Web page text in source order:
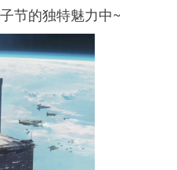
节的独特魅力中~